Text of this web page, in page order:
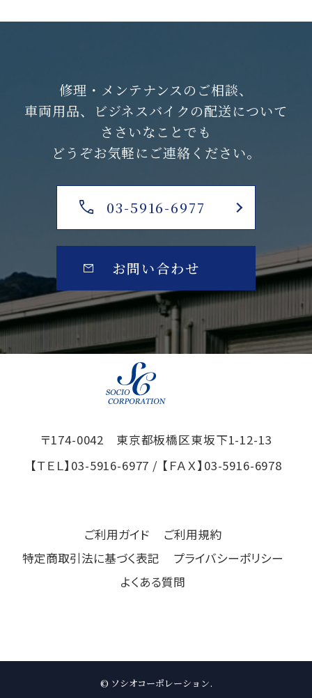
修理・メンテナンスのご相談、
車両用品、ビジネスバイクの配送について
ささいなことでも
どうぞお気軽にご連絡ください。
03-5916-6977
お問い合わせ
〒174-0042 東京都板橋区東坂下1-12-13
【ＴＥＬ】 03-5916-6977 / 【ＦＡＸ】 03-5916-6978
ご利用ガイド
ご利用規約
特定商取引法に基づく表記
プライバシーポリシー
よくある質問
© ソシオコーポレーション.